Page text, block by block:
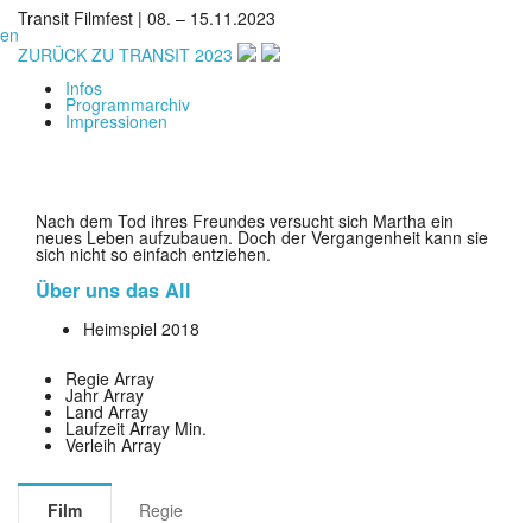
Transit Filmfest | 08. – 15.11.2023
en
ZURÜCK ZU TRANSIT 2023
Infos
Programmarchiv
Impressionen
Nach dem Tod ihres Freundes versucht sich Martha ein
neues Leben aufzubauen. Doch der Vergangenheit kann sie
sich nicht so einfach entziehen.
Über uns das All
Heimspiel 2018
Regie Array
Jahr Array
Land Array
Laufzeit Array Min.
Verleih Array
Film Regie